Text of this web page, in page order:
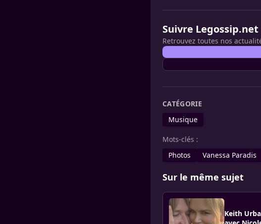
Suivre Legossip.net
Retrouvez toutes nos
CATÉGORIE
Musique
Mots-clés :
Photos
Vanessa Paradis
Sur le même sujet
Keith